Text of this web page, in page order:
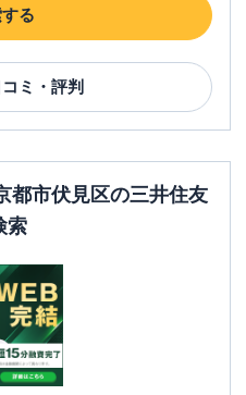
る
ミ・評判
都市伏見区の三井住友
索